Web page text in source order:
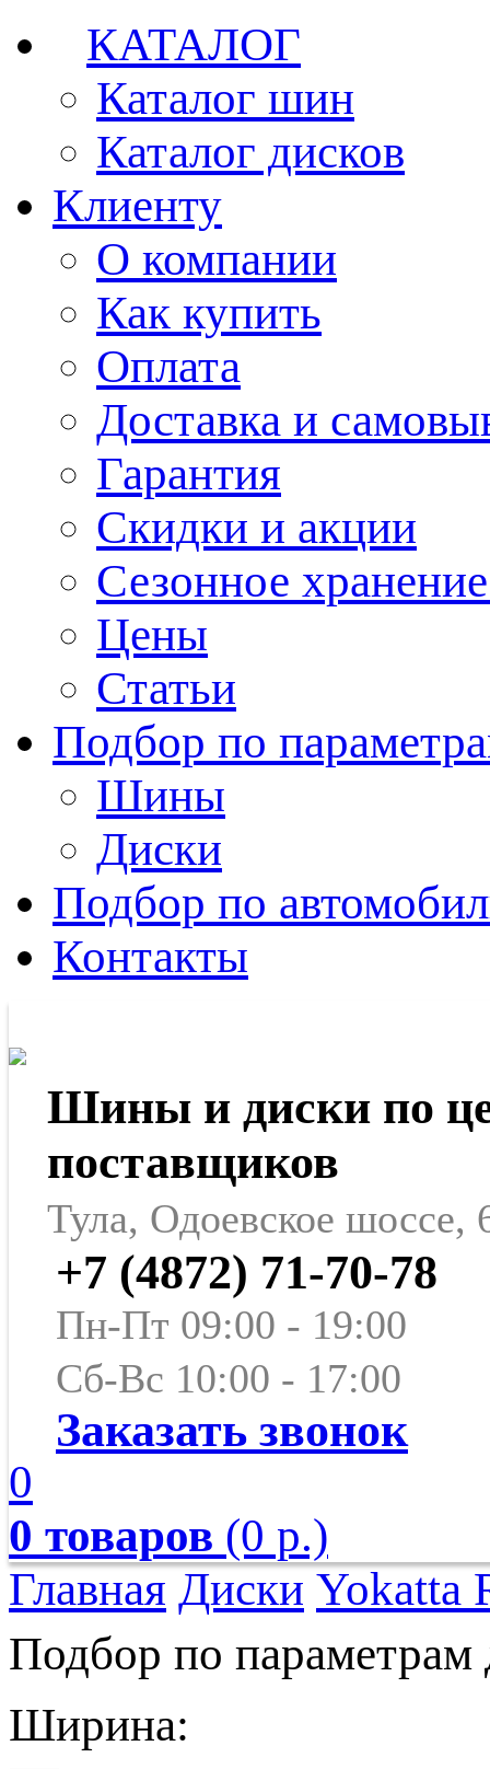
КАТАЛОГ
Каталог шин
Каталог дисков
Клиенту
О компании
Как купить
Оплата
Доставка и
Гарантия
Скидки и акции
Сезонное
Цены
Статьи
Подбор по
Шины
Диски
Подбор по
Контакты
Шины и диски по
поставщиков
Тула, Одоевское шоссе,
+7 (4872) 71-70-78
Пн-Пт 09:00 - 19:00
Сб-Вс 10:00 - 17:00
Заказать звонок
0
0 товаров (0 р.)
Главная Диски Yokatta
Подбор по параметрам
Ширина: